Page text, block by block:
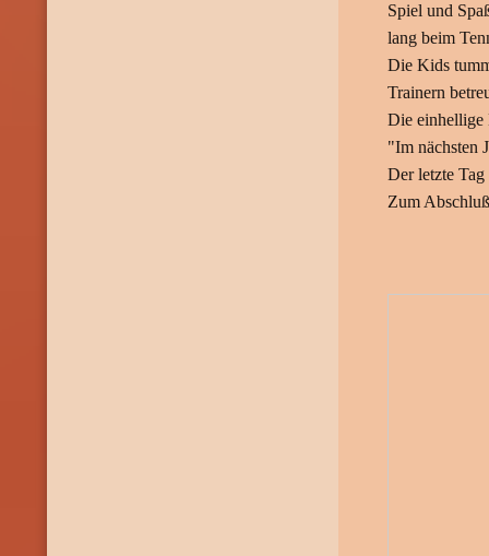
Spiel und
lang beim
Die Kids
Trainern
Die einhellige
"Im nächsten
Der letzte Tag
Zum